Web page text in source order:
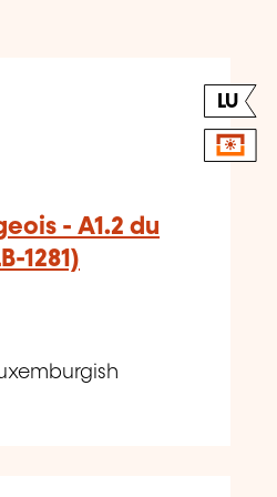
LU
- A1.2 du
1281)